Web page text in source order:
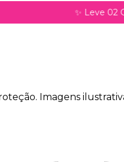
✨ Leve 02 Capas,
Imagens